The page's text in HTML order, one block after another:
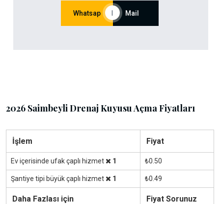
Whatsap Mail
2026 Saimbeyli Drenaj Kuyusu Açma Fiyatları
İşlem Fiyat
Ev içerisinde ufak çaplı hizmet 1 ₺0.50
Şantiye tipi büyük çaplı hizmet 1 ₺0.49
Daha Fazlası için Fiyat Sorunuz